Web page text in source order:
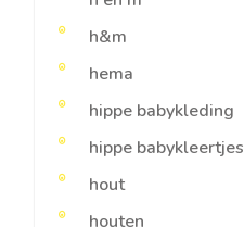
h&m
hema
hippe babykleding
hippe babykleertjes
hout
houten